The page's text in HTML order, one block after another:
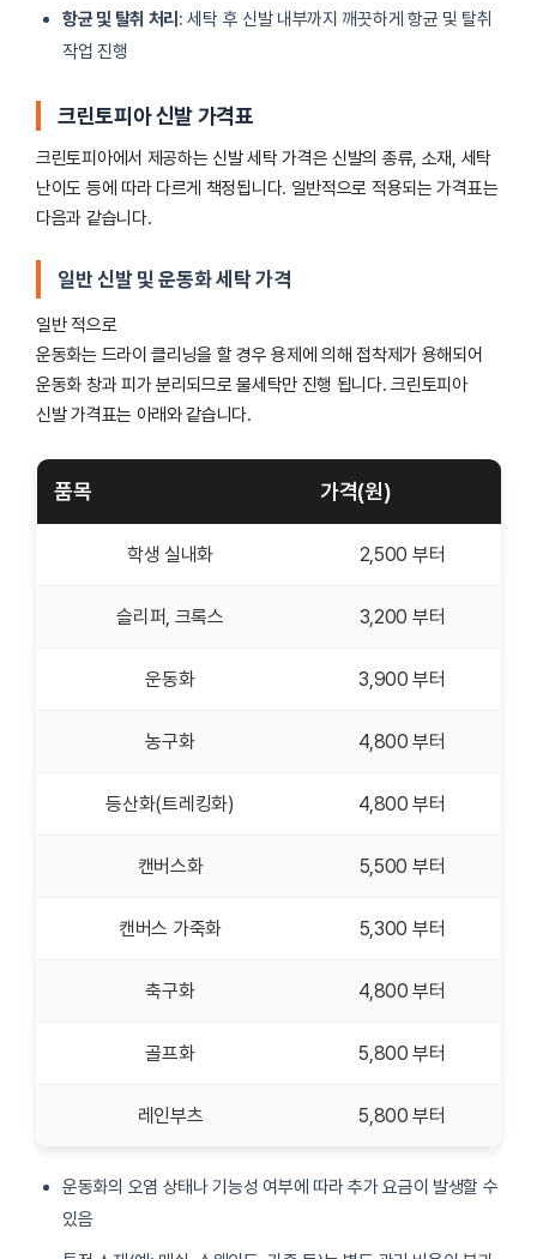
항균 및 탈취 처리 : 세탁 후 신발 내부까지 깨끗하게 항균 및 탈취
작업 진행
크린토피아 신발 가격표
크린토피아에서 제공하는 신발 세탁 가격은 신발의 종류, 소재, 세탁
난이도 등에 따라 다르게 책정됩니다. 일반적으로 적용되는 가격표는
다음과 같습니다.
일반 신발 및 운동화 세탁 가격
일반 적으로
운동화는 드라이 클리닝을 할 경우 용제에 의해 접착제가 용해되어
운동화 창과 피가 분리되므로 물세탁만 진행 됩니다. 크린토피아
신발 가격표는 아래와 같습니다.
품목 가격(원)
학생 실내화 2,500 부터
슬리퍼, 크록스 3,200 부터
운동화 3,900 부터
농구화 4,800 부터
등산화(트레킹화) 4,800 부터
캔버스화 5,500 부터
캔버스 가죽화 5,300 부터
축구화 4,800 부터
골프화 5,800 부터
레인부츠 5,800 부터
운동화의 오염 상태나 기능성 여부에 따라 추가 요금이 발생할 수
있음